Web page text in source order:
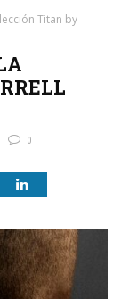
Titan by
0